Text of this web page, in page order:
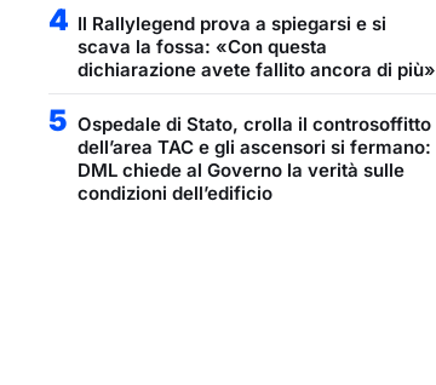
4 Il Rallylegend prova a spiegarsi e si
scava la fossa: «Con questa
dichiarazione avete fallito ancora di più»
5 Ospedale di Stato, crolla il controsoffitto
dell’area TAC e gli ascensori si fermano:
DML chiede al Governo la verità sulle
condizioni dell’edificio